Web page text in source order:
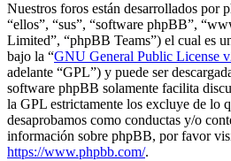
Nuestros foros están desarrollados por
“ellos”, “sus”, “software phpBB”,
Limited”, “phpBB Teams”) el cual es
bajo la “GNU General Public License
adelante “GPL”) y puede ser
software phpBB solamente facilita
la GPL estrictamente los excluye de lo
desaprobamos como conductas y/o
información sobre phpBB, por favor
https://www.phpbb.com/.